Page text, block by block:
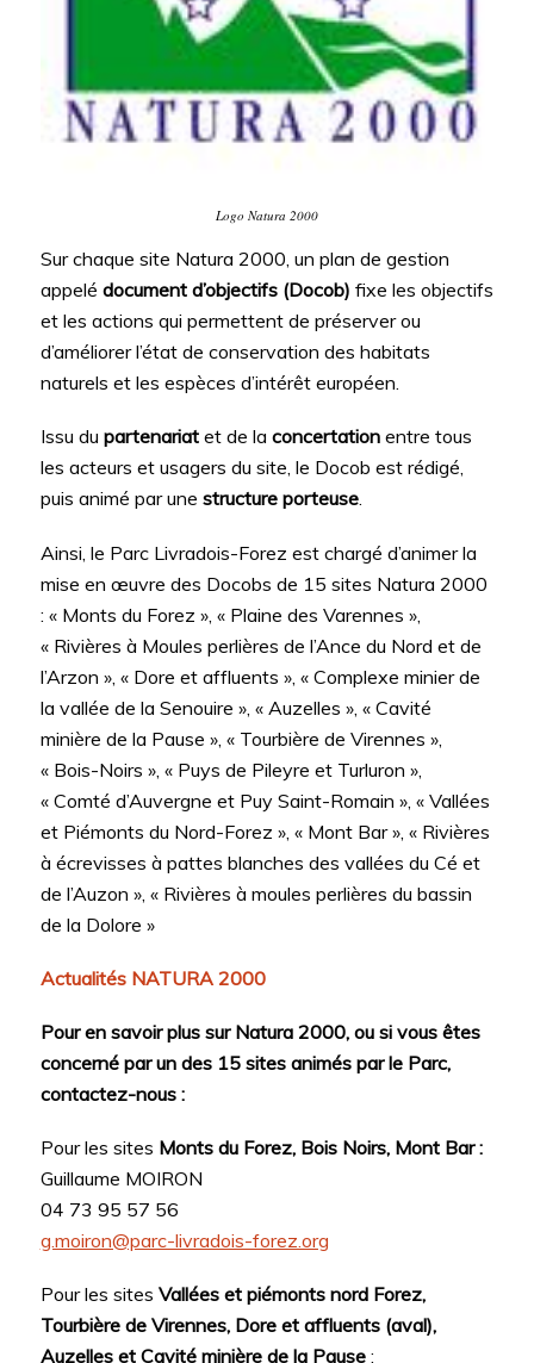
Logo Natura 2000
Sur chaque site Natura 2000, un plan de gestion
appelé document d’objectifs (Docob) fixe les objectifs
et les actions qui permettent de préserver ou
d’améliorer l’état de conservation des habitats
naturels et les espèces d’intérêt européen.
Issu du partenariat et de la concertationentre tous
les acteurs et usagers du site, le Docob est rédigé,
puis animé par une structure porteuse.
Ainsi, le Parc Livradois-Forez est chargé d’animer la
mise en œuvre des Docobs de 15 sites Natura 2000
: « Monts du Forez », « Plaine des Varennes »,
« Rivières à Moules perlières de l’Ance du Nord et de
l’Arzon », « Dore et affluents », « Complexe minier de
la vallée de la Senouire », « Auzelles », « Cavité
minière de la Pause », « Tourbière de Virennes »,
« Bois-Noirs », « Puys de Pileyre et Turluron »,
« Comté d’Auvergne et Puy Saint-Romain », « Vallées
et Piémonts du Nord-Forez », « Mont Bar », « Rivières
à écrevisses à pattes blanches des vallées du Cé et
de l’Auzon », « Rivières à moules perlières du bassin
de la Dolore »
Actualités NATURA 2000
Pour en savoir plus sur Natura 2000, ou si vous êtes
concerné par un des 15 sites animés par le Parc,
contactez-nous :
Pour les sites Monts du Forez, Bois Noirs, Mont Bar:
Guillaume MOIRON
04 73 95 57 56
g.moiron@parc-livradois-forez.org
Pour les sites Vallées et piémonts nord Forez,
Tourbière de Virennes, Dore et affluents (aval),
Auzelles et Cavité minière de la Pause: